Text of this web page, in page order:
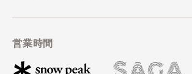
営業時間